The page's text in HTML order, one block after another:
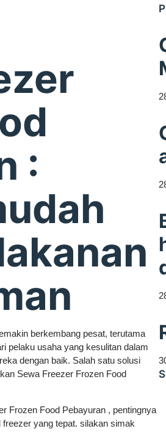
:
berkembang pesat, terutama
pelaku usaha yang kesulitan dalam
dengan baik. Salah satu solusi
Sewa Freezer Frozen Food
Frozen Food Pebayuran , pentingnya
yang tepat. silakan simak